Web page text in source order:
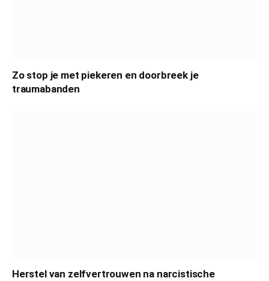
Zo stop je met piekeren en doorbreek je
traumabanden
Herstel van zelfvertrouwen na narcistische